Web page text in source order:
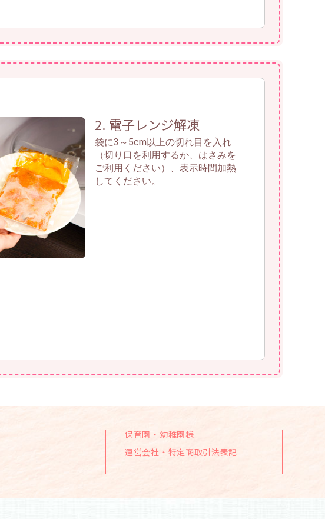
2. 電子レンジ解凍
袋に3～5cm以上の切れ目を入れ
（切り口を利用するか、はさみを
ご利用ください）、表示時間加熱
してください。
保育園・幼稚園様
運営会社・特定商取引法表記